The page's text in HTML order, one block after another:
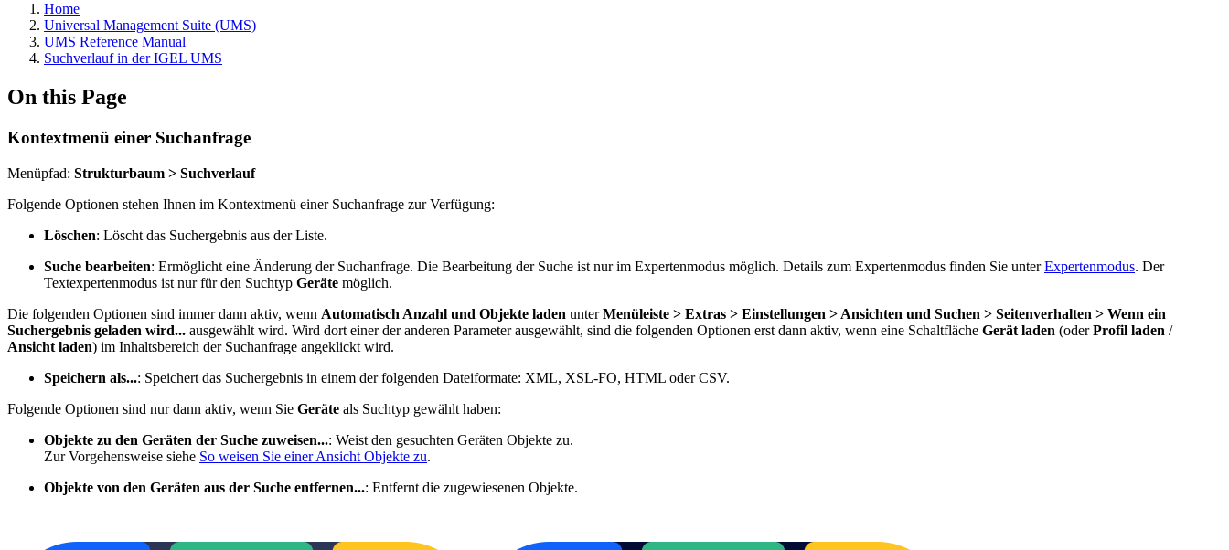
Home
Universal Management Suite (UMS)
UMS Reference Manual
Suchverlauf in der IGEL UMS
On this Page
Kontextmenü einer Suchanfrage
Menüpfad: Strukturbaum > Suchverlauf
Folgende Optionen stehen Ihnen im Kontextmenü einer Suchanfrage zur Verfügung:
Löschen: Löscht das Suchergebnis aus der Liste.
Suche bearbeiten: Ermöglicht eine Änderung der Suchanfrage. Die Bearbeitung der Suche ist nur im Expertenmodus möglich. Details zum Expertenmodus finden Sie unterExpertenmodus. Der
Textexpertenmodus ist nur für den Suchtyp Geräte möglich.
Die folgenden Optionen sind immer dann aktiv, wenn Automatisch Anzahl und Objekte laden unterMenüleiste > Extras > Einstellungen > Ansichten und Suchen > Seitenverhalten > Wenn ein
Suchergebnis geladen wird... ausgewählt wird. Wird dort einer der anderen Parameter ausgewählt, sind die folgenden Optionen erst dann aktiv, wenn eine Schaltfläche Gerät laden (oderProfil laden /
Ansicht laden) im Inhaltsbereich der Suchanfrage angeklickt wird.
Speichern als...: Speichert das Suchergebnis in einem der folgenden Dateiformate: XML, XSL-FO, HTML oder CSV.
Folgende Optionen sind nur dann aktiv, wenn Sie Geräte als Suchtyp gewählt haben:
Objekte zu den Geräten der Suche zuweisen...: Weist den gesuchten Geräten Objekte zu.
Zur Vorgehensweise siehe So weisen Sie einer Ansicht Objekte zu.
Objekte von den Geräten aus der Suche entfernen...: Entfernt die zugewiesenen Objekte.